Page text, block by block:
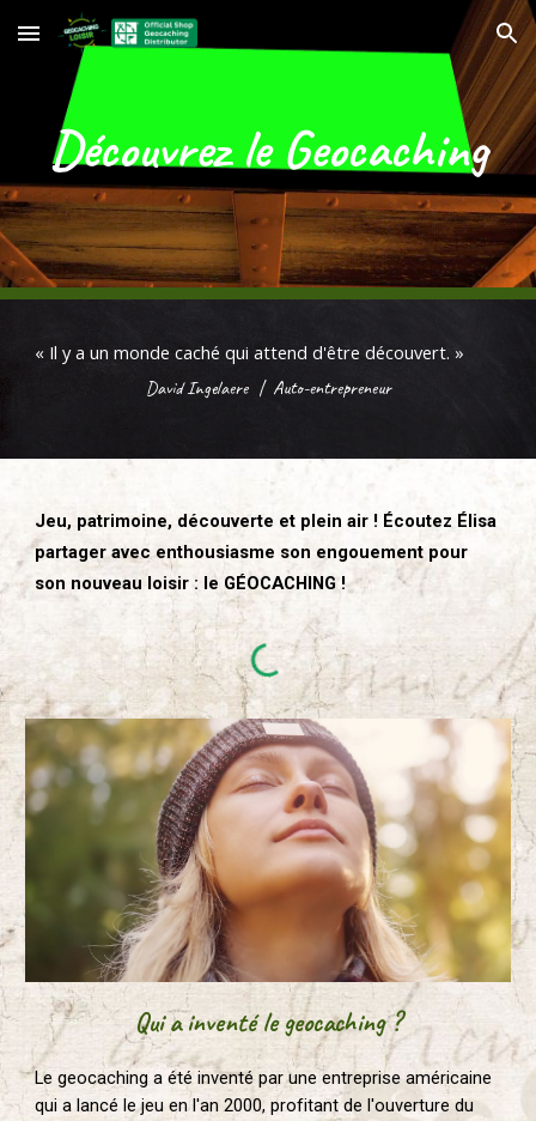
Skip to main content Skip to navigation
Découvrez le Geocaching
« Il y a un monde caché qui attend d'être découvert. »
David Ingelaere| Auto-entrepreneur
Jeu, patrimoine, découverte et plein air ! Écoutez Élisa
partager avec enthousiasme son engouement pour
son nouveau loisir : le GÉOCACHING !
Qui a inventé le geocaching ?
Le geocaching a été inventé par une entreprise américaine
qui a lancé le jeu en l'an 2000, profitant de l'ouverture du